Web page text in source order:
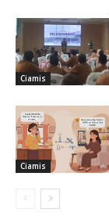
Ciamis
Ciamis